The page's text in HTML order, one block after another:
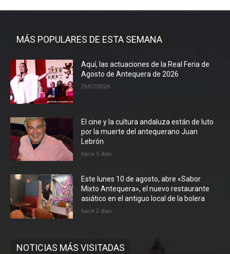
MÁS POPULARES DE ESTA SEMANA
Aquí, las actuaciones de la Real Feria de
Agosto de Antequera de 2026
29/07/2026
El cine y la cultura andaluza están de luto
por la muerte del antequerano Juan
Lebrón
hace 5 días
Este lunes 10 de agosto, abre «Sabor
Mixto Antequera», el nuevo restaurante
asiático en el antiguo local de la bolera
hace 2 días
NOTICIAS MÁS VISITADAS